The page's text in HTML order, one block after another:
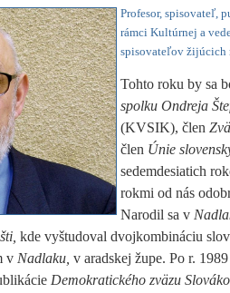
Profesor, spisovateľ,
rámci Kultúrnej a
spisovateľov žijúcich
Tohto roku by sa
spolku Ondreja
(KVSIK), člen
člen Únie
sedemdesiatich
rokmi od nás
Narodil sa v
kde vyštudoval dvojkombináciu
v Nadlaku, v aradskej župe. Po r.
Demokratického zväzu